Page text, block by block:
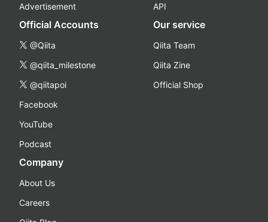
Advertisement
API
Official Accounts
@Qiita
@qiita_milestone
@qiitapoi
Facebook
YouTube
Podcast
Our service
Qiita Team
Qiita Zine
Official Shop
Company
About Us
Careers